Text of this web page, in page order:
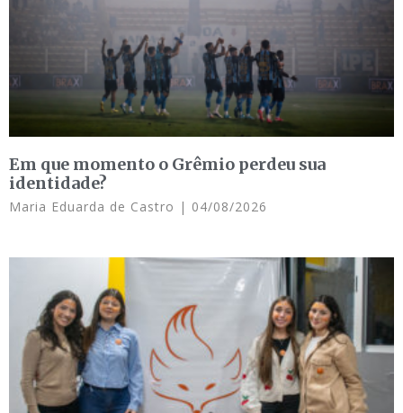
Em que momento o Grêmio perdeu sua
identidade?
Maria Eduarda de Castro 04/08/2026